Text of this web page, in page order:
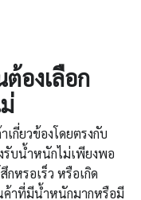
ต้องเลือก
กี่ยวข้องโดยตรงกับ
รับน้ำหนักไม่เพียงพอ
หรอเร็ว หรือเกิด
าที่มีน้ำหนักมากหรือมี